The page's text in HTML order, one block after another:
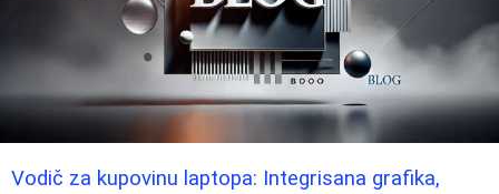
Vodič za kupovinu laptopa: Integrisana grafika,